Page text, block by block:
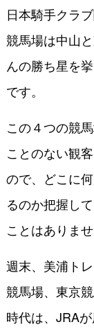
日本騎手クラ
競馬場は中山
んの勝ち星を
です。
この４つの競
ことのない観
ので、どこに
るのか把握し
ことはありませ
週末、美浦ト
競馬場、東京
時代は、JRA